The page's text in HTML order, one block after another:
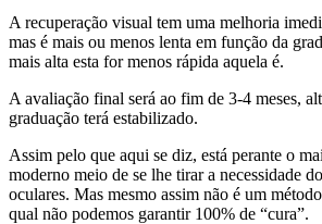
A recuperação visual tem uma melhoria
mas é mais ou menos lenta em função da
mais alta esta for menos rápida aquela é.
A avaliação final será ao fim de 3-4 meses,
graduação terá estabilizado.
Assim pelo que aqui se diz, está perante o
moderno meio de se lhe tirar a necessidade
oculares. Mas mesmo assim não é um
qual não podemos garantir 100% de “cura”.